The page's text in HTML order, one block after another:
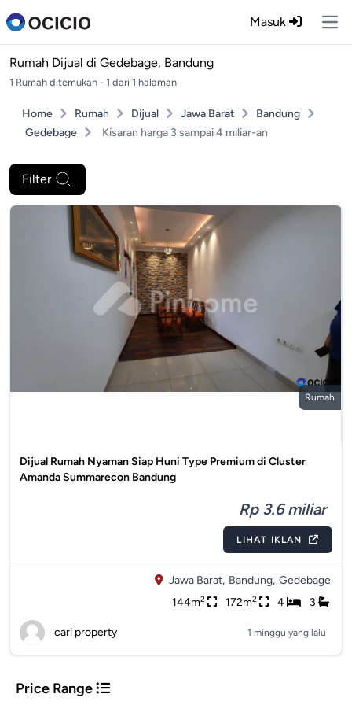
Masuk
Rumah Dijual di Gedebage, Bandung
1 Rumah ditemukan - 1 dari 1 halaman
Home Rumah Dijual Jawa Barat
Bandung
Gedebage
Kisaran harga 3 sampai 4 miliar-an
Filter
Rumah
Dijual Rumah Nyaman Siap Huni Type Premium di Cluster
Amanda Summarecon Bandung
Rp 3.6 miliar
LIHAT IKLAN
Jawa Barat, Bandung, Gedebage
144m2 172m2 4 3
cari property 1 minggu yang lalu
Price Range